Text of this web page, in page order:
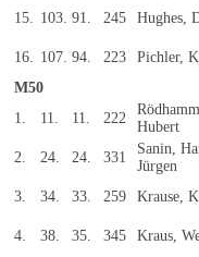
15. 103. 91. 245 Hughes,
16. 107. 94. 223 Pichler,
M50
1.
11. 11. 222
Hubert
2. 24. 24. 331
Sanin,
Jürgen
3. 34. 33. 259 Krause,
4. 38. 35. 345 Kraus,